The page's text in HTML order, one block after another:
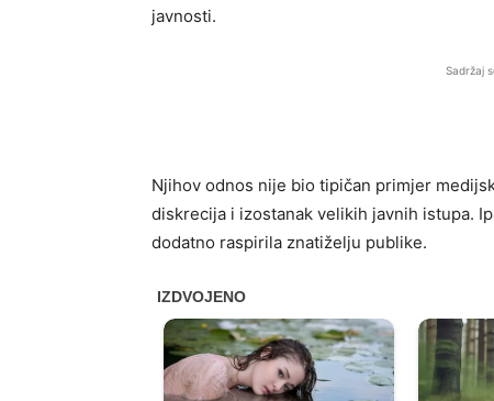
javnosti.
Sadržaj
Njihov odnos nije bio tipičan primjer
diskrecija i izostanak velikih javnih istupa.
dodatno raspirila znatiželju publike.